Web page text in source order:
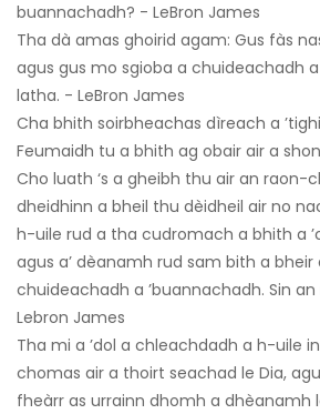
buannachadh? - LeBron James
Tha dà amas ghoirid agam: Gus fàs
agus gus mo sgioba a chuideachadh
latha. - LeBron James
Cha bhith soirbheachas dìreach a
Feumaidh tu a bhith ag obair air a
Cho luath ‘s a gheibh thu air an raon-
dheidhinn a bheil thu dèidheil air no
h-uile rud a tha cudromach a bhith a
agus a’ dèanamh rud sam bith a bheir
chuideachadh a ’buannachadh. Sin
Lebron James
Tha mi a ’dol a chleachdadh a h-uile
chomas air a thoirt seachad le Dia,
fheàrr as urrainn dhomh a dhèanamh